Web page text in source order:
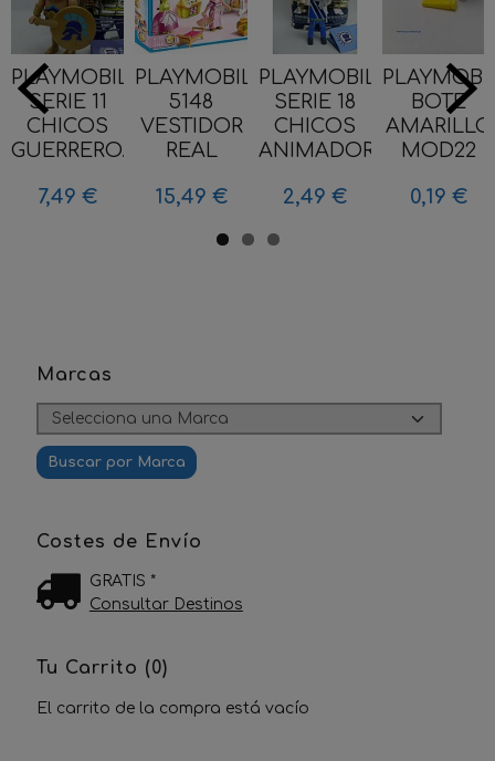
Marcas
Costes de Envío
GRATIS *
Consultar Destinos
Tu Carrito (0)
El carrito de la compra está vacío
PLAYMOBIL
SERIE 11
CHICOS
GUERRERO...
7,49 €
PLAYMOBIL
5148
VESTIDOR
REAL
15,49 €
PLAYMOBIL
SERIE 18
CHICOS
ANIMADOR...
2,49 €
BOTE
AMARILLO
MOD22
0,19 €